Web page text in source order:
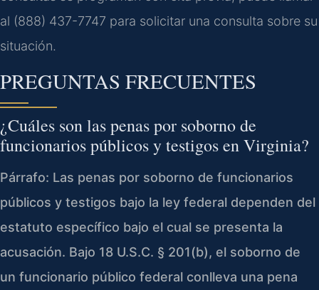
al (888) 437-7747 para solicitar una consulta sobre su
situación.
PREGUNTAS FRECUENTES
¿Cuáles son las penas por soborno de
funcionarios públicos y testigos en Virginia?
Párrafo: Las penas por soborno de funcionarios
públicos y testigos bajo la ley federal dependen del
estatuto específico bajo el cual se presenta la
acusación. Bajo 18 U.S.C. § 201(b), el soborno de
un funcionario público federal conlleva una pena